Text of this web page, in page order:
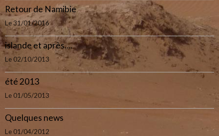
Retour de Namibie
Le 31/01/2016
islande et après....
Le 02/10/2013
été 2013
Le 01/05/2013
Quelques news
Le 01/04/2012